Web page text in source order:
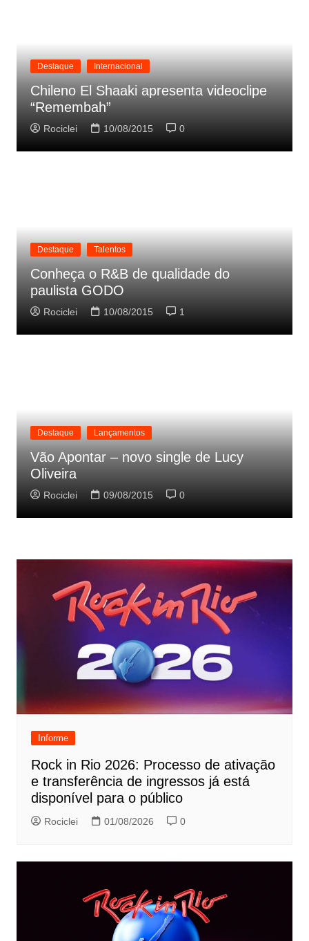
Destaque Internacional
Chileno El Shaaki apresenta videoclipe
“Remembah”
Rociclei 10/08/2015 0
Destaque Talentos
Conheça o R&B de qualidade do
paulista GODO
Rociclei 10/08/2015 1
Destaque Lançamentos
Vão Apontar – novo single de Lucy
Oliveira
Rociclei 09/08/2015 0
Informe
Rock in Rio 2026: Processo de ativação
e transferência de ingressos já está
disponível para o público
Rociclei 01/08/2026 0